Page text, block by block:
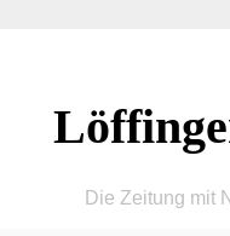
Die Zeitung mit